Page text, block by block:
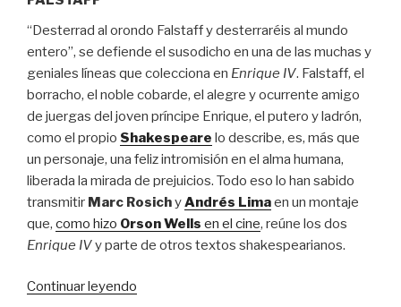
“Desterrad al orondo Falstaff y desterraréis al mundo
entero”, se defiende el susodicho en una de las muchas y
geniales líneas que colecciona en Enrique IV. Falstaff, el
borracho, el noble cobarde, el alegre y ocurrente amigo
de juergas del joven príncipe Enrique, el putero y ladrón,
como el propio Shakespeare lo describe, es, más que
un personaje, una feliz intromisión en el alma humana,
liberada la mirada de prejuicios. Todo eso lo han sabido
transmitir Marc RosichyAndrés Limaen un montaje
que, como hizo Orson Wells en el cine, reúne los dos
Enrique IVy parte de otros textos shakespearianos.
Continuar leyendo